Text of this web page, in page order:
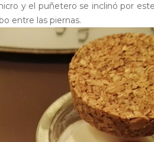
y el puñetero se inclinó por
entre las piernas.